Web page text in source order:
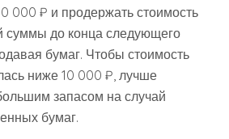
000 ₽ и продержать стоимость
суммы до конца следующего
бумаг. Чтобы стоимость
ниже 10 000 ₽, лучше
запасом на случай
бумаг.